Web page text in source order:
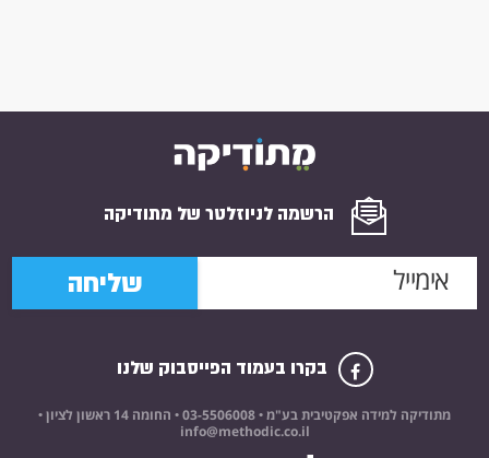
הרשמה לניוזלטר של מתודיקה
שליחה
בקרו בעמוד הפייסבוק שלנו
מתודיקה למידה אפקטיבית בע"מ •03-5506008• החומה 14 ראשון לציון •
info@methodic.co.il